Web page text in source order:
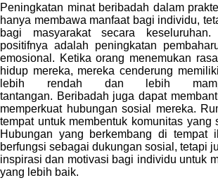
Peningkatan minat beribadah dalam
hanya membawa manfaat bagi individu,
bagi masyarakat secara
positifnya adalah peningkatan
emosional. Ketika orang menemukan
hidup mereka, mereka cenderung
lebih rendah dan lebih
tantangan. Beribadah juga dapat
memperkuat hubungan sosial mereka.
tempat untuk membentuk komunitas yang
Hubungan yang berkembang di tempat
berfungsi sebagai dukungan sosial, tetapi
inspirasi dan motivasi bagi individu untuk
yang lebih baik.